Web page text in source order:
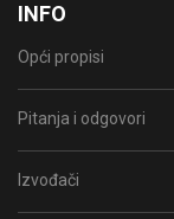
INFO
Opći propisi
Pitanja i odgovori
Izvođači